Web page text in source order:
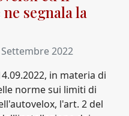
segnala la
2022
in materia di
norme sui limiti di
l'art. 2 del